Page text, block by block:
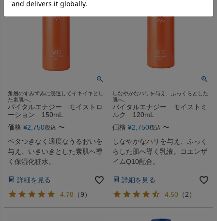
角層のすみずみに浸透してイキイキとし
た素肌へ。
バイタルエナジー モイストロ
ーション 150mL
価格 ¥2,750税込 〜
ベタつきなく適度なうるおいを
与え、いきいきとした素肌へ導
く保湿化粧水。
詳細を見る
4.78 （9）
しなやかなハリを与え、ふっくらとした
肌へ。
バイタルエナジー モイストミ
ルク 120mL
価格 ¥2,750税込 〜
しなやかなハリを与え、ふっく
らした肌へ導く乳液。コエンザ
イムQ10配合。
詳細を見る
4.50 （2）